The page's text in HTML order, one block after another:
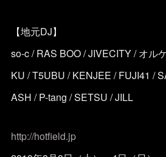
【地元DJ】
so-c / RAS BOO / JIVECITY / オル
KU / T5UBU / KENJEE / FUJI41 /
ASH / P-tang / SETSU / JILL
http://hotfield.jp